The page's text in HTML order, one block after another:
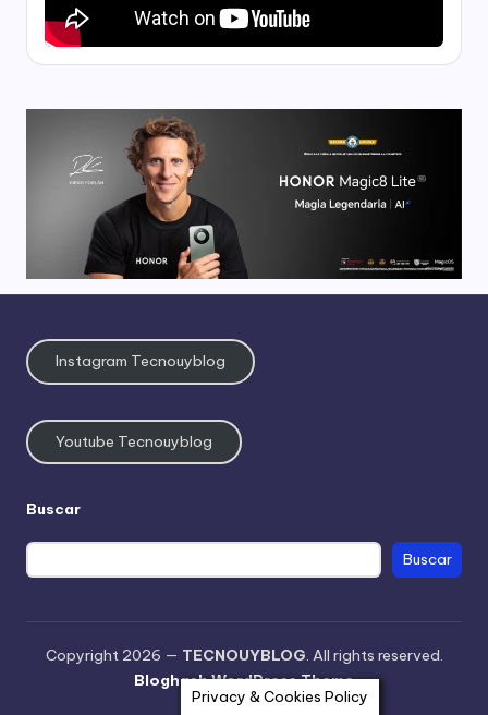
Instagram Tecnouyblog
Youtube Tecnouyblog
Buscar
Buscar
Copyright 2026 — TECNOUYBLOG. All rights reserved.
Bloghash WordPress Theme
Privacy & Cookies Policy